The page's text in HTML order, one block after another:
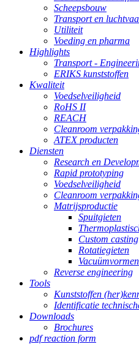
Scheepsbouw
Transport en
Utiliteit
Voeding en pharma
Highlights
Transport -
ERIKS kunststoffen
Kwaliteit
Voedselveiligheid
RoHS II
REACH
Cleanroom
ATEX producten
Diensten
Research en
Rapid prototyping
Voedselveiligheid
Cleanroom
Matrijsproductie
Spuitgieten
Custom casting
Rotatiegieten
Vacuümvormen
Reverse engineering
Tools
Kunststoffen
Identificatie
Downloads
Brochures
pdf reaction form